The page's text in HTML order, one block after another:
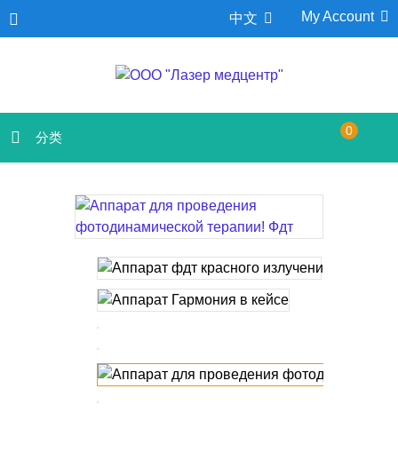
中文 My Account
0
分类